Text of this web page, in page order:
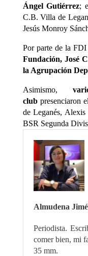
Ángel Gutiérrez;
C.B. Villa de
Jesús Monroy
Por parte de la
Fundación, José
la Agrupación
Asimismo,
clubpresenciaron
de Leganés,
BSR Segunda
Almudena
Periodista.
comer bien, mi
35 mm.